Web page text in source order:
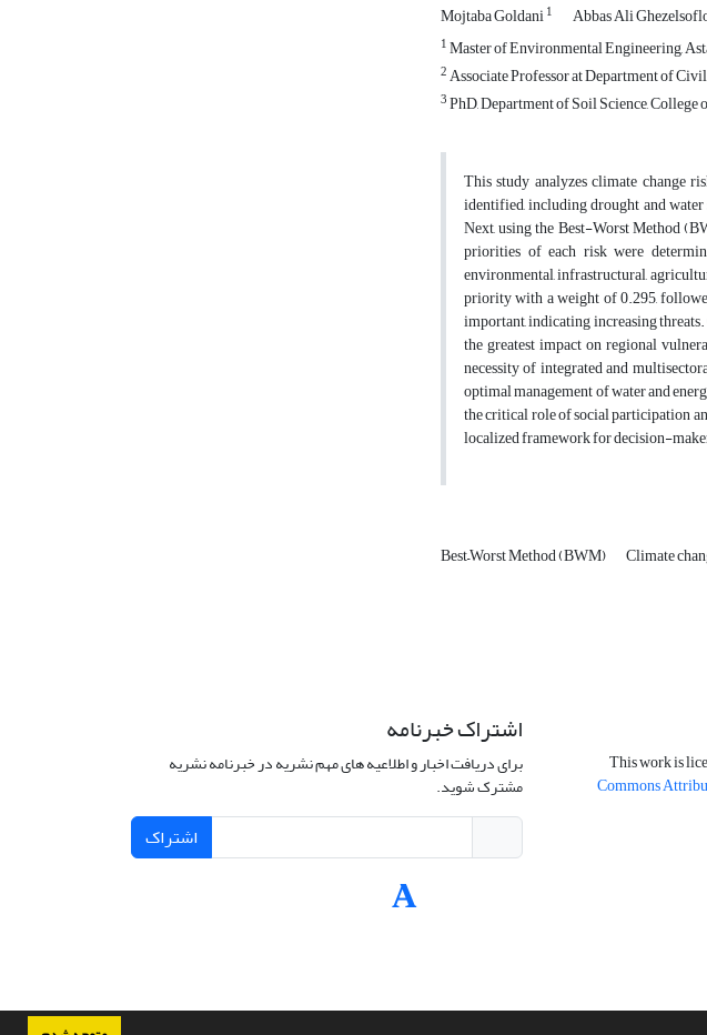
Mojtaba Goldani1 Abbas Ali
1Master of Environmental Engineering,
2Associate Professor at Department of
3PhD, Department of Soil Science,
This study analyzes climate change
identified, including drought and water
Next, using the Best-Worst Method
priorities of each risk were
environmental, infrastructural,
priority with a weight of 0.295,
important, indicating increasing
the greatest impact on regional
necessity of integrated and
optimal management of water and
the critical role of social participation
localized framework for decision-
Best–Worst Method (BWM) Climate
This work is
Commons
اشتراک خبرنامه
برای دریافت اخبار و اطلاعیه های مهم نشریه در خبرنامه نشریه
مشترک شوید.
اشتراک